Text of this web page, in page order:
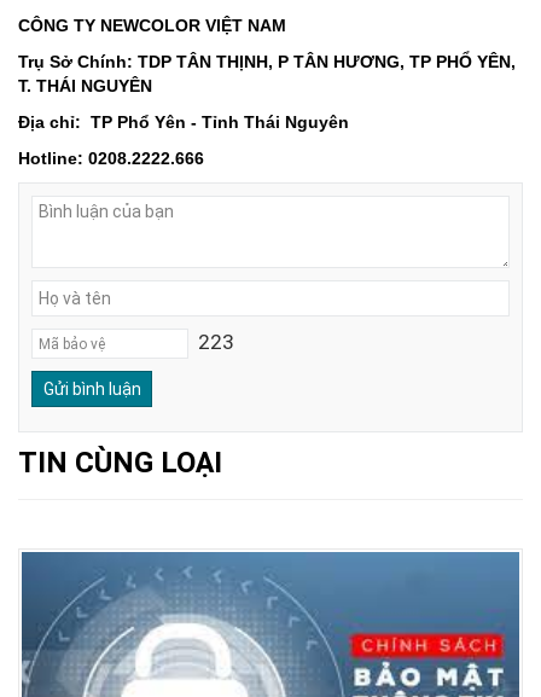
CÔNG TY NEWCOLOR VIỆT NAM
Trụ Sở Chính: TDP TÂN THỊNH, P TÂN HƯƠNG, TP PHỔ YÊN,
T. THÁI NGUYÊN
Địa chỉ: TP Phổ Yên - Tỉnh Thái Nguyên
Hotline: 0208.2222.666
223
TIN CÙNG LOẠI